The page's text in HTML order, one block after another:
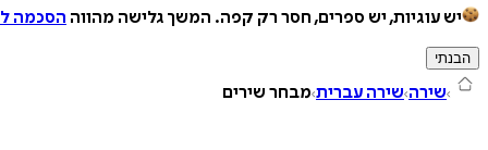
יש עוגיות, יש ספרים, חסר רק קפה. המשך גלישה מהווה הסכמה
הבנתי
שירה שירה עברית מבחר שירים